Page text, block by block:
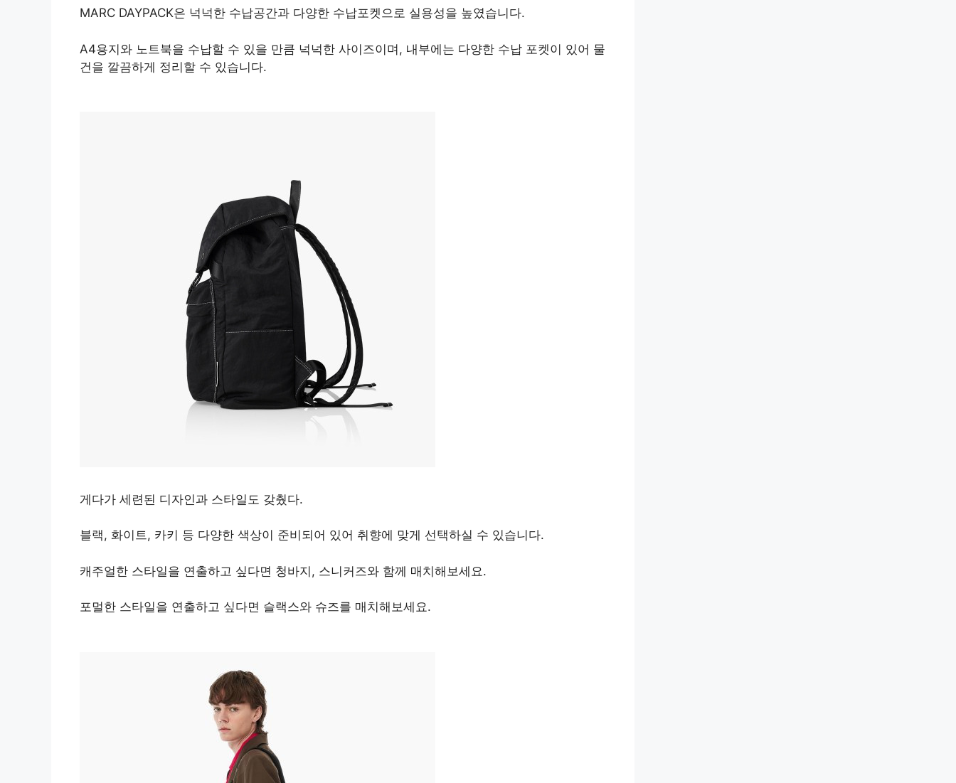
MARC DAYPACK은 넉넉한 수납공간과 다양한 수납포켓으로 실용성을 높였습니다.
A4용지와 노트북을 수납할 수 있을 만큼 넉넉한 사이즈이며, 내부에는 다양한 수납 포켓이 있어 물
건을 깔끔하게 정리할 수 있습니다.
게다가 세련된 디자인과 스타일도 갖췄다.
블랙, 화이트, 카키 등 다양한 색상이 준비되어 있어 취향에 맞게 선택하실 수 있습니다.
캐주얼한 스타일을 연출하고 싶다면 청바지, 스니커즈와 함께 매치해보세요.
포멀한 스타일을 연출하고 싶다면 슬랙스와 슈즈를 매치해보세요.